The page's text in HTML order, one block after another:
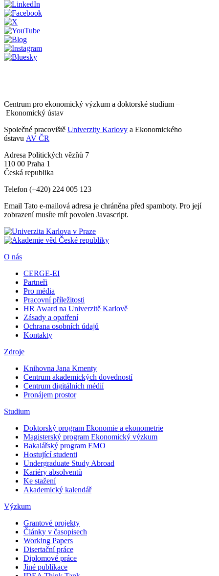
Centrum pro ekonomický výzkum a doktorské studium –
Ekonomický ústav
Společné pracoviště Univerzity Karlovy a Ekonomického
ústavu AV ČR
Adresa Politických vězňů 7
110 00 Praha 1
Česká republika
Telefon (+420) 224 005 123
Email Tato e-mailová adresa je chráněna před spamboty. Pro její
zobrazení musíte mít povolen Javascript.
O nás
CERGE-EI
Partneři
Pro média
Pracovní příležitosti
HR Award na Univerzitě Karlově
Zásady a opatření
Ochrana osobních údajů
Kontakty
Zdroje
Knihovna Jana Kmenty
Centrum akademických dovedností
Centrum digitálních médií
Pronájem prostor
Studium
Doktorský program Ekonomie a ekonometrie
Magisterský program Ekonomický výzkum
Bakalářský program EMO
Hostující studenti
Undergraduate Study Abroad
Kariéry absolventů
Ke stažení
Akademický kalendář
Výzkum
Grantové projekty
Články v časopisech
Working Papers
Disertační práce
Diplomové práce
Jiné publikace